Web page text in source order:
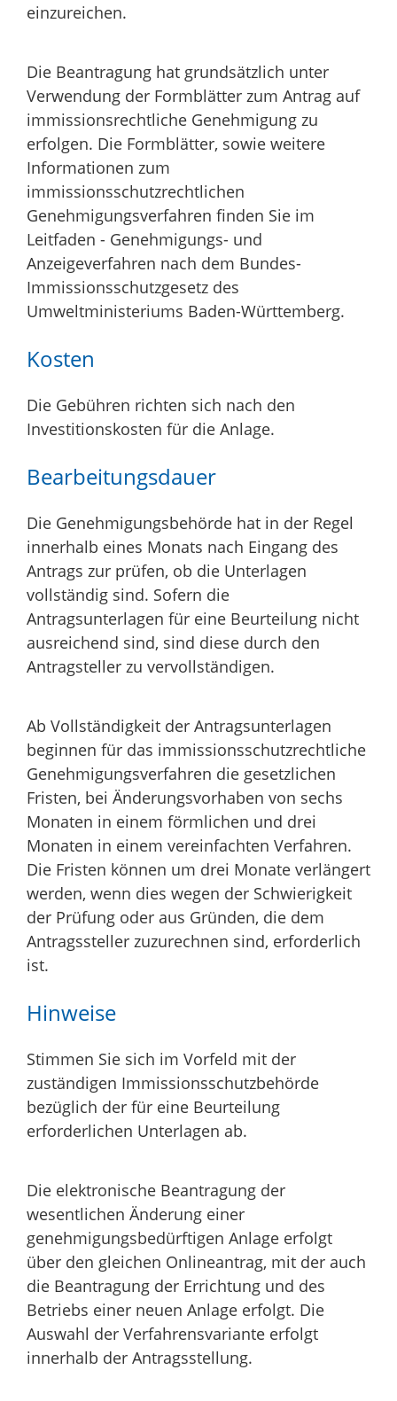
einzureichen.
Die Beantragung hat grundsätzlich unter
Verwendung der Formblätter zum Antrag auf
immissionsrechtliche Genehmigung zu
erfolgen. Die Formblätter, sowie weitere
Informationen zum
immissionsschutzrechtlichen
Genehmigungsverfahren finden Sie im
Leitfaden - Genehmigungs- und
Anzeigeverfahren nach dem Bundes-
Immissionsschutzgesetz des
Umweltministeriums Baden-Württemberg.
Kosten
Die Gebühren richten sich nach den
Investitionskosten für die Anlage.
Bearbeitungsdauer
Die Genehmigungsbehörde hat in der Regel
innerhalb eines Monats nach Eingang des
Antrags zur prüfen, ob die Unterlagen
vollständig sind. Sofern die
Antragsunterlagen für eine Beurteilung nicht
ausreichend sind, sind diese durch den
Antragsteller zu vervollständigen.
Ab Vollständigkeit der Antragsunterlagen
beginnen für das immissionsschutzrechtliche
Genehmigungsverfahren die gesetzlichen
Fristen, bei Änderungsvorhaben von sechs
Monaten in einem förmlichen und drei
Monaten in einem vereinfachten Verfahren.
Die Fristen können um drei Monate verlängert
werden, wenn dies wegen der Schwierigkeit
der Prüfung oder aus Gründen, die dem
Antragssteller zuzurechnen sind, erforderlich
ist.
Hinweise
Stimmen Sie sich im Vorfeld mit der
zuständigen Immissionsschutzbehörde
bezüglich der für eine Beurteilung
erforderlichen Unterlagen ab.
Die elektronische Beantragung der
wesentlichen Änderung einer
genehmigungsbedürftigen Anlage erfolgt
über den gleichen Onlineantrag, mit der auch
die Beantragung der Errichtung und des
Betriebs einer neuen Anlage erfolgt. Die
Auswahl der Verfahrensvariante erfolgt
innerhalb der Antragsstellung.